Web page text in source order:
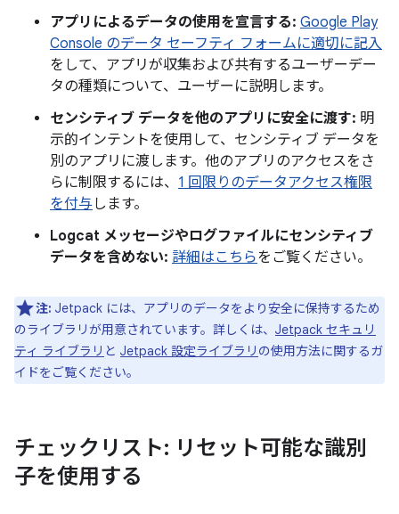
アプリによるデータの使用を宣言する: Google Play
Console のデータ セーフティ フォームに適切に記入
をして、アプリが収集および共有するユーザーデー
タの種類について、ユーザーに説明します。
センシティブ データを他のアプリに安全に渡す: 明
示的インテントを使用して、センシティブ データを
別のアプリに渡します。他のアプリのアクセスをさ
らに制限するには、 1 回限りのデータアクセス権限
を付与します。
Logcat メッセージやログファイルにセンシティブ
データを含めない: 詳細はこちらをご覧ください。
注: Jetpack には、アプリのデータをより安全に保持するため
のライブラリが用意されています。詳しくは、 Jetpack セキュリ
ティ ライブラリ と Jetpack 設定ライブラリ の使用方法に関するガ
イドをご覧ください。
チェックリスト: リセット可能な識別
子を使用する